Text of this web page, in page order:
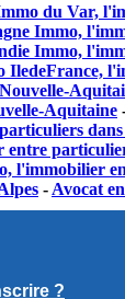
du Var,
Immo,
Immo,
IledeFrance,
Nouvelle-
Aquitaine
l'immobilier
- Avocat
?